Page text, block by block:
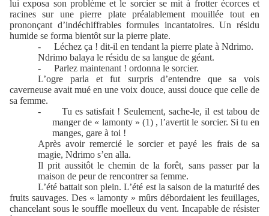
lui exposa son problème et le sorcier se mit à frotter écorces et
racines sur une pierre plate préalablement mouillée tout en
prononçant d’indéchiffrables formules incantatoires. Un résidu
humide se forma bientôt sur la pierre plate.
-
Léchez ça ! dit-il en tendant la pierre plate à Ndrimo.
Ndrimo balaya le résidu de sa langue de géant.
-
Parlez maintenant ! ordonna le sorcier.
L’ogre parla et fut surpris d’entendre que sa vois
caverneuse avait mué en une voix douce, aussi douce que celle de
sa femme.
-
Tu es satisfait ! Seulement, sache-le, il est tabou de
manger de « lamonty » (1) , l’avertit le sorcier. Si tu en
manges, gare à toi !
Après avoir remercié le sorcier et payé les frais de sa
magie, Ndrimo s’en alla.
Il prit aussitôt le chemin de la forêt, sans passer par la
maison de peur de rencontrer sa femme.
L’été battait son plein. L’été est la saison de la maturité des
fruits sauvages. Des « lamonty » mûrs débordaient les feuillages,
chancelant sous le souffle moelleux du vent. Incapable de résister